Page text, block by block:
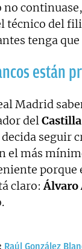
técnico del
tenga
están
Madrid
delCastilla
seguir
el más
porque
claro:Álvaro
Raúl González